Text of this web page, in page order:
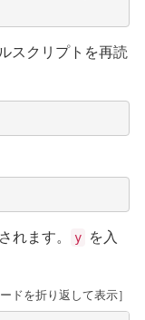
スクリプトを再読
れます。 y
を入
ードを折り返して表示］